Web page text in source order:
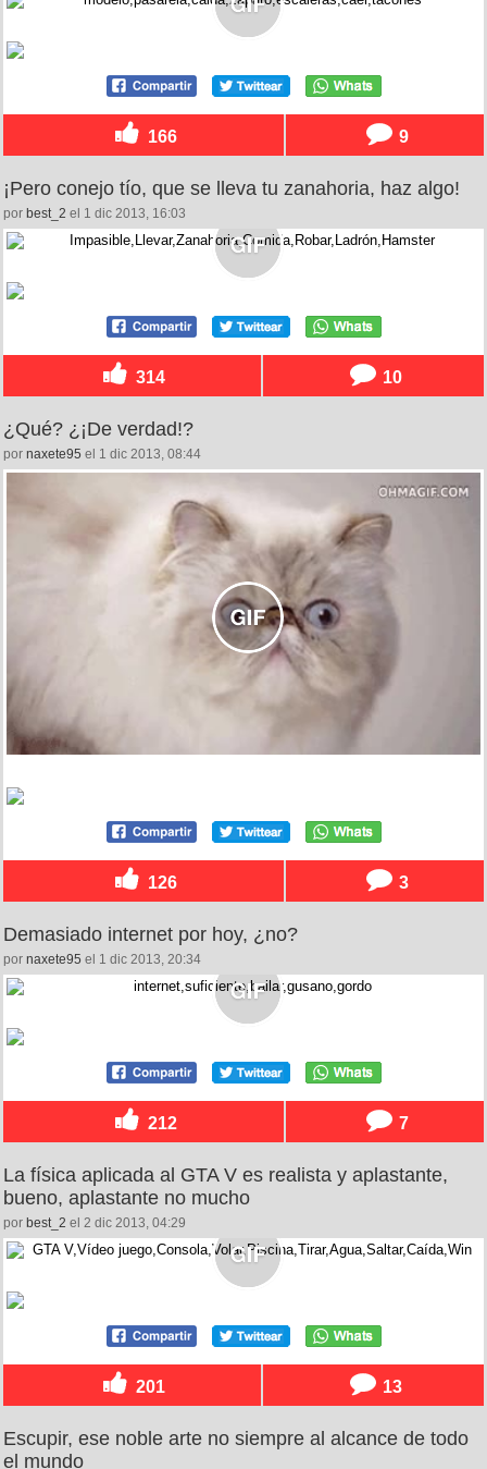
166 9
¡Pero conejo tío, que se lleva tu zanahoria, haz algo!
por best_2 el 1 dic 2013, 16:03
314 10
¿Qué? ¿¡De verdad!?
por naxete95 el 1 dic 2013, 08:44
126 3
Demasiado internet por hoy, ¿no?
por naxete95 el 1 dic 2013, 20:34
212 7
La física aplicada al GTA V es realista y aplastante,
bueno, aplastante no mucho
por best_2 el 2 dic 2013, 04:29
201 13
Escupir, ese noble arte no siempre al alcance de todo
el mundo